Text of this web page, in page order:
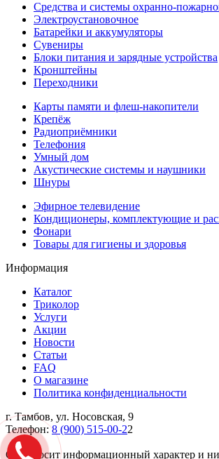
Средства и системы охранно-
Электроустановочное
Батарейки и аккумуляторы
Сувениры
Блоки питания и зарядные устройства
Кронштейны
Переходники
Карты памяти и флеш-накопители
Крепёж
Радиоприёмники
Телефония
Умный дом
Акустические системы и наушники
Шнуры
Эфирное телевидение
Кондиционеры, комплектующие и
Фонари
Товары для гигиены и здоровья
Информация
Каталог
Триколор
Услуги
Акции
Новости
Статьи
FAQ
О магазине
Политика конфиденциальности
г. Тамбов, ул. Носовская, 9
Телефон:8 (900) 515-00-22
Cайт носит информационный характер и